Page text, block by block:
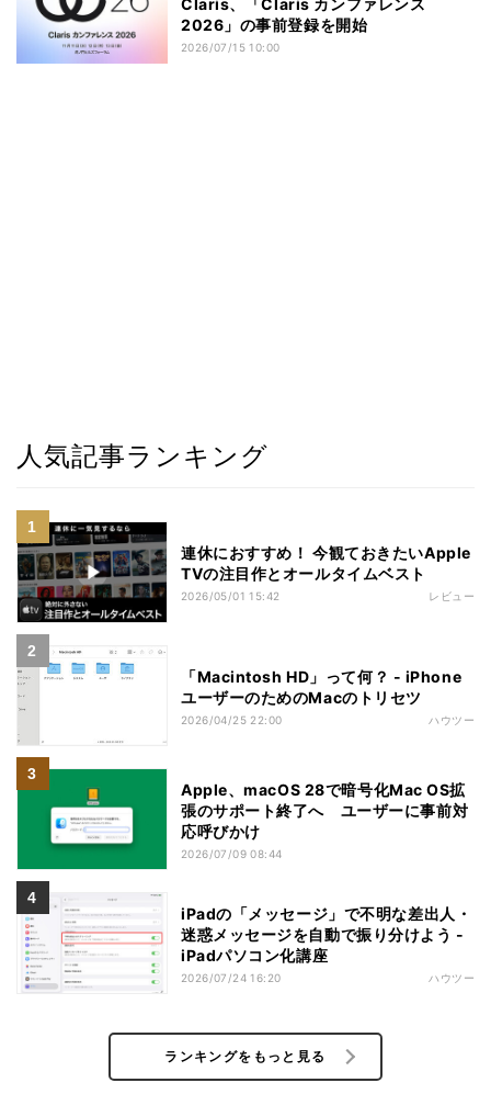
2026」の事前登録を開始
2026/07/15 10:00
人気記事ランキング
連休におすすめ！ 今観ておきたいApple
TVの注目作とオールタイムベスト
2026/05/01 15:42 レビュー
「Macintosh HD」って何？ - iPhone
ユーザーのためのMacのトリセツ
2026/04/25 22:00 ハウツー
Apple、macOS 28で暗号化Mac OS拡
張のサポート終了へ ユーザーに事前対
応呼びかけ
2026/07/09 08:44
iPadの「メッセージ」で不明な差出人・
迷惑メッセージを自動で振り分けよう -
iPadパソコン化講座
2026/07/24 16:20 ハウツー
ランキングをもっと見る